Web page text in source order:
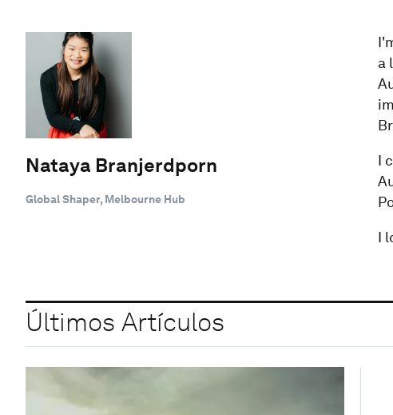
Nataya Branjerdporn
Global Shaper, Melbourne Hub
a
I
I
Últimos Artículos